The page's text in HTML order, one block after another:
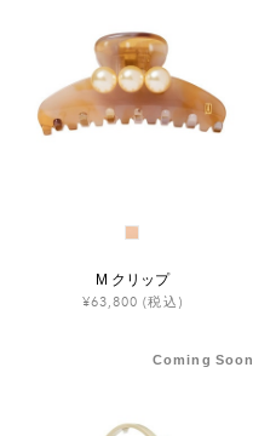
M クリップ
¥63,800 (税込)
Coming Soon